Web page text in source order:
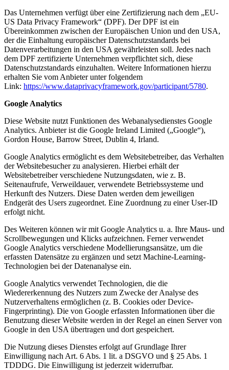
Das Unternehmen verfügt über eine Zertifizierung nach dem „EU-
US Data Privacy Framework“ (DPF). Der DPF ist ein
Übereinkommen zwischen der Europäischen Union und den USA,
der die Einhaltung europäischer Datenschutzstandards bei
Datenverarbeitungen in den USA gewährleisten soll. Jedes nach
dem DPF zertifizierte Unternehmen verpflichtet sich, diese
Datenschutzstandards einzuhalten. Weitere Informationen hierzu
erhalten Sie vom Anbieter unter folgendem
Link: https://www.dataprivacyframework.gov/participant/5780.
Google Analytics
Diese Website nutzt Funktionen des Webanalysedienstes Google
Analytics. Anbieter ist die Google Ireland Limited („Google“),
Gordon House, Barrow Street, Dublin 4, Irland.
Google Analytics ermöglicht es dem Websitebetreiber, das Verhalten
der Websitebesucher zu analysieren. Hierbei erhält der
Websitebetreiber verschiedene Nutzungsdaten, wie z. B.
Seitenaufrufe, Verweildauer, verwendete Betriebssysteme und
Herkunft des Nutzers. Diese Daten werden dem jeweiligen
Endgerät des Users zugeordnet. Eine Zuordnung zu einer User-ID
erfolgt nicht.
Des Weiteren können wir mit Google Analytics u. a. Ihre Maus- und
Scrollbewegungen und Klicks aufzeichnen. Ferner verwendet
Google Analytics verschiedene Modellierungsansätze, um die
erfassten Datensätze zu ergänzen und setzt Machine-Learning-
Technologien bei der Datenanalyse ein.
Google Analytics verwendet Technologien, die die
Wiedererkennung des Nutzers zum Zwecke der Analyse des
Nutzerverhaltens ermöglichen (z. B. Cookies oder Device-
Fingerprinting). Die von Google erfassten Informationen über die
Benutzung dieser Website werden in der Regel an einen Server von
Google in den USA übertragen und dort gespeichert.
Die Nutzung dieses Dienstes erfolgt auf Grundlage Ihrer
Einwilligung nach Art. 6 Abs. 1 lit. a DSGVO und § 25 Abs. 1
TDDDG. Die Einwilligung ist jederzeit widerrufbar.